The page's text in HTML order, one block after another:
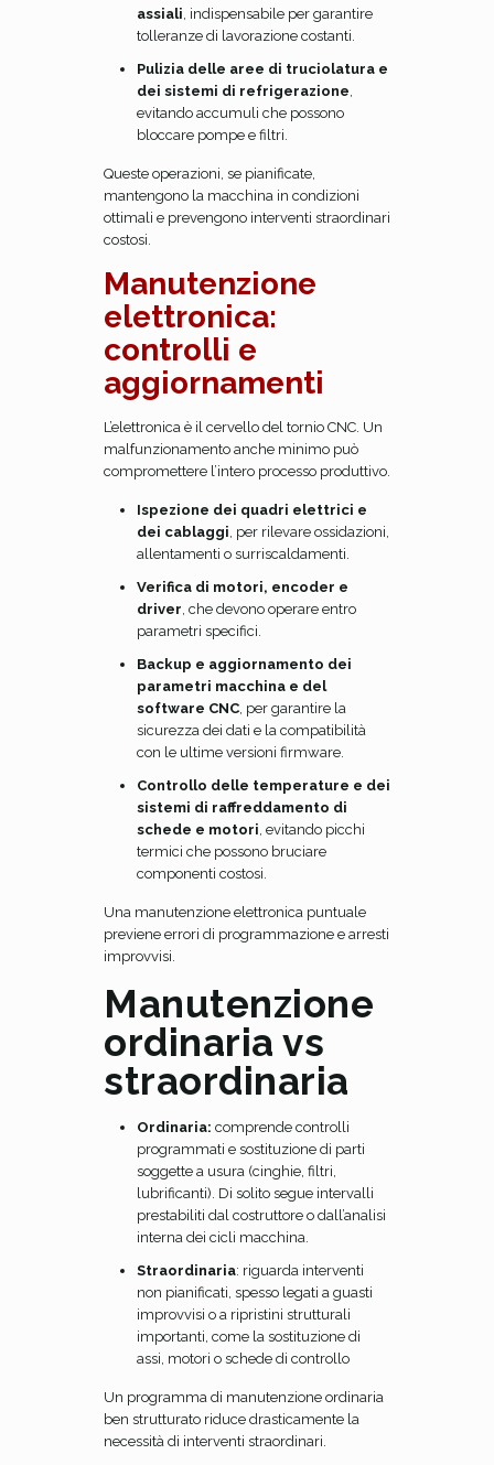
assiali, indispensabile per garantire
tolleranze di lavorazione costanti.
Pulizia delle aree di truciolatura e
dei sistemi di refrigerazione,
evitando accumuli che possono
bloccare pompe e filtri.
Queste operazioni, se pianificate,
mantengono la macchina in condizioni
ottimali e prevengono interventi straordinari
costosi.
Manutenzione
elettronica:
controlli e
aggiornamenti
L’elettronica è il cervello del tornio CNC. Un
malfunzionamento anche minimo può
compromettere l’intero processo produttivo.
Ispezione dei quadri elettrici e
dei cablaggi, per rilevare ossidazioni,
allentamenti o surriscaldamenti.
Verifica di motori, encoder e
driver, che devono operare entro
parametri specifici.
Backup e aggiornamento dei
parametri macchina e del
software CNC, per garantire la
sicurezza dei dati e la compatibilità
con le ultime versioni firmware.
Controllo delle temperature e dei
sistemi di raffreddamento di
schede e motori, evitando picchi
termici che possono bruciare
componenti costosi.
Una manutenzione elettronica puntuale
previene errori di programmazione e arresti
improvvisi.
Manutenzione
ordinaria vs
straordinaria
Ordinaria: comprende controlli
programmati e sostituzione di parti
soggette a usura (cinghie, filtri,
lubrificanti). Di solito segue intervalli
prestabiliti dal costruttore o dall’analisi
interna dei cicli macchina.
Straordinaria: riguarda interventi
non pianificati, spesso legati a guasti
improvvisi o a ripristini strutturali
importanti, come la sostituzione di
assi, motori o schede di controllo
Un programma di manutenzione ordinaria
ben strutturato riduce drasticamente la
necessità di interventi straordinari.